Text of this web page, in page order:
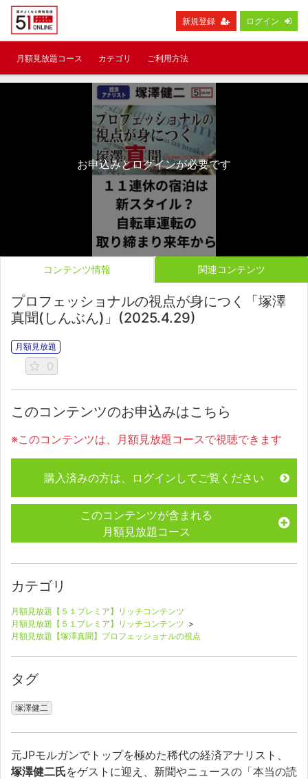
新規登録 ログイン
月額見放題コース カテゴリ ご利用方法
お申込みとログインが必要です
コンテンツ情報 関連コンテンツ
プロフェッショナルの視点が身につく「塚澤
真聞(しんぶん)」(2025.4.29)
月額見放題
0
このコンテンツのお申込みはこちら
※このコンテンツは、月額見放題コースで視聴できます
購入済みの方は、ログインしてご覧ください
このコンテンツが含まれる
月額見放題コース
カテゴリ
月額見放題【５１プレミア】リッチコンテンツ
月額見放題【５１プレミア】リッチコンテンツ >
月額見放題【塚澤真聞】プロフェッショナルの視点
タグ
塚澤健二
元JPモルガンでトップを極めた稀代の経済アナリスト、
塚澤健二氏をゲストに迎え、新聞やニュースの「本当の読